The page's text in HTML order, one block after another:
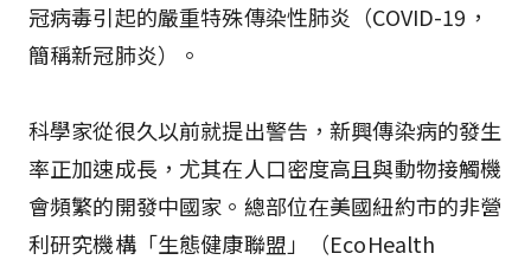
冠病毒引起的嚴重特殊傳染性肺炎（COVID-19，
簡稱新冠肺炎）。
科學家從很久以前就提出警告，新興傳染病的發生
率正加速成長，尤其在人口密度高且與動物接觸機
會頻繁的開發中國家。總部位在美國紐約市的非營
利研究機構「生態健康聯盟」（EcoHealth